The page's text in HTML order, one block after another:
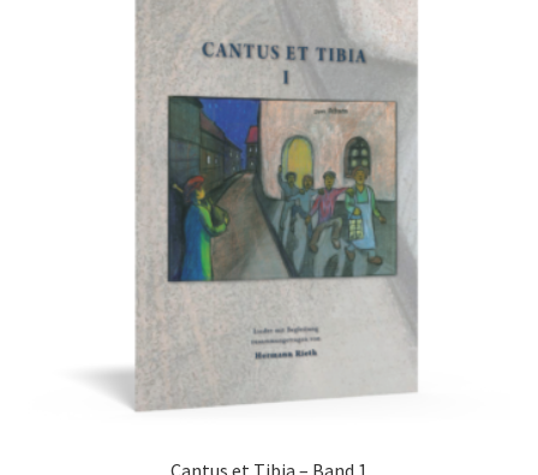
Cantus et Tibia – Band 1